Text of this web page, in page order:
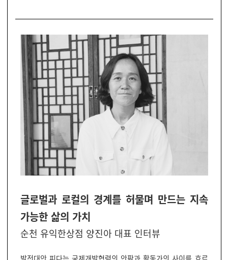
글로벌과 로컬의 경계를 허물며 만드는 지속
가능한 삶의 가치
순천 유익한상점 양진아 대표 인터뷰
발전대안 피다는 국제개발협력의 안팎과 활동가의 사이를 흐르